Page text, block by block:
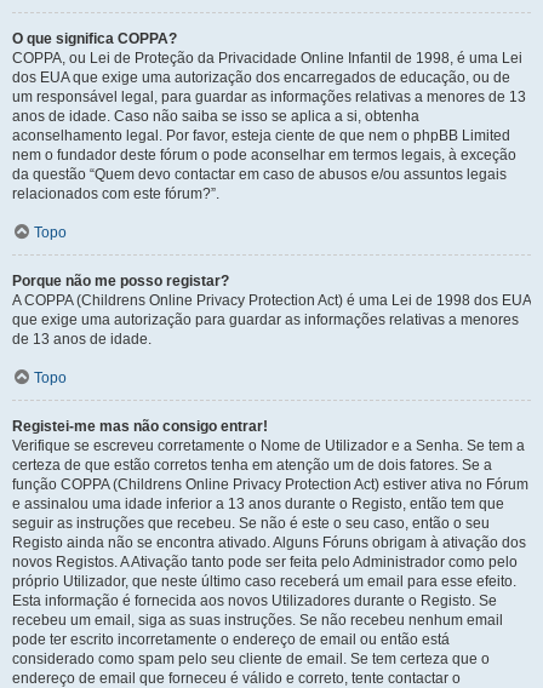
O que significa COPPA?
COPPA, ou Lei de Proteção da Privacidade Online Infantil de 1998, é uma Lei
dos EUA que exige uma autorização dos encarregados de educação, ou de
um responsável legal, para guardar as informações relativas a menores de 13
anos de idade. Caso não saiba se isso se aplica a si, obtenha
aconselhamento legal. Por favor, esteja ciente de que nem o phpBB Limited
nem o fundador deste fórum o pode aconselhar em termos legais, à exceção
da questão “Quem devo contactar em caso de abusos e/ou assuntos legais
relacionados com este fórum?”.
Topo
Porque não me posso registar?
A COPPA (Childrens Online Privacy Protection Act) é uma Lei de 1998 dos EUA
que exige uma autorização para guardar as informações relativas a menores
de 13 anos de idade.
Topo
Registei-me mas não consigo entrar!
Verifique se escreveu corretamente o Nome de Utilizador e a Senha. Se tem a
certeza de que estão corretos tenha em atenção um de dois fatores. Se a
função COPPA (Childrens Online Privacy Protection Act) estiver ativa no Fórum
e assinalou uma idade inferior a 13 anos durante o Registo, então tem que
seguir as instruções que recebeu. Se não é este o seu caso, então o seu
Registo ainda não se encontra ativado. Alguns Fóruns obrigam à ativação dos
novos Registos. A Ativação tanto pode ser feita pelo Administrador como pelo
próprio Utilizador, que neste último caso receberá um email para esse efeito.
Esta informação é fornecida aos novos Utilizadores durante o Registo. Se
recebeu um email, siga as suas instruções. Se não recebeu nenhum email
pode ter escrito incorretamente o endereço de email ou então está
considerado como spam pelo seu cliente de email. Se tem certeza que o
endereço de email que forneceu é válido e correto, tente contactar o